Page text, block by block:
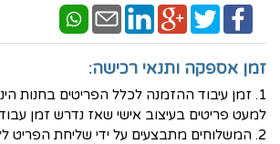
זמן אספקה ותנאי רכישה:
למעט פריטים בעיצוב אישי שאז נדרש זמן
2. המשלוחים מתבצעים על ידי שליחת הפריט